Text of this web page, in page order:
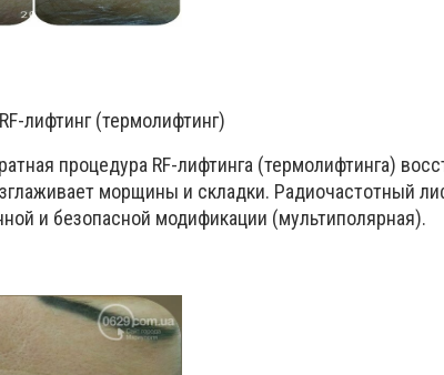
RF-лифтинг (термолифтинг)
процедура RF-лифтинга (термолифтинга)
морщины и складки. Радиочастотный
и безопасной модификации (мультиполярная).